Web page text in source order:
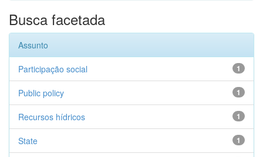
Busca facetada
Assunto
1
Participação social
1
Public policy
1
Recursos hídricos
1
State